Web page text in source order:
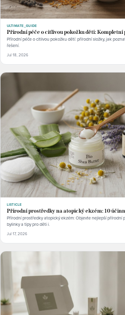
ULTIMATE_GUIDE
Přírodní péče o citlivou pokožku dětí: Kompletní
Přírodní péče o citlivou pokožku dětí: přírodní složky, jak
řešení.
Jul 18, 2026
LISTICLE
Přírodní prostředky na atopický ekzém: 10
Přírodní prostředky atopický ekzém: Objevte nejlepší přírodní
bylinky a tipy pro děti i.
Jul 17, 2026